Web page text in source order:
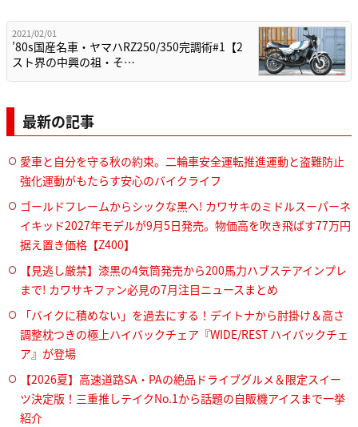
2021/02/01
’80s国産名車・ヤマハRZ250/350完調術#1【2
スト界の中興の祖・そ…
最新の記事
愛車と自分を守る秋の約束。二輪車安全運転推進運動と盗難防止
強化運動がもたらす安心のバイクライフ
ゴールドフレームからシックな黒へ! カワサキのミドルスーパーネ
イキッド2027年モデルが9月5日発売。物価高を吹き飛ばす77万円
据え置き価格【Z400】
【見逃し厳禁】漆黒の4気筒発売から200馬力ハブステアインプレ
まで! カワサキファン必見の7月注目ニュースまとめ
「バイクに積めない」を過去にする！デイトナから肘掛け＆高さ
調整枕つきの極上ハイバックチェア『WIDE/REST ハイバックチェ
ア』が登場
【2026夏】高速道路SA・PAの絶品ドライブグルメ＆限定スイー
ツ決定版！三重推しテイクNo.1から話題の自販機アイスまで一挙
紹介